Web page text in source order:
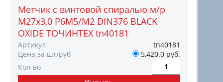
Метчик с винтовой спиралью м/р
М27х3,0 Р6М5/М2 DIN376 BLACK
OXIDE ТОЧИНТЕХ tn40181
Артикул
tn40181
Цена за шт/руб
5,420.0 руб.
Кол-во